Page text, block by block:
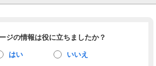
ジの情報は役に立ちましたか？
はい いいえ